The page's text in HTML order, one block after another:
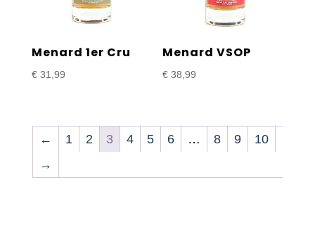
Menard 1er Cru
€31,99
Menard VSOP
€ 38,99
← 1 2 3 4 5 6 … 8 9
10
→